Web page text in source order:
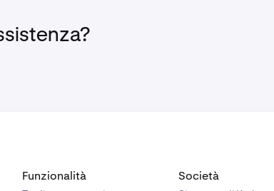
Funzionalità Società